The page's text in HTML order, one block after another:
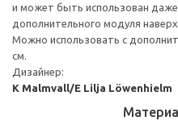
и может быть использован
дополнительного модуля
Можно использовать с
см.
Дизайнер:
K Malmvall/E Lilja Löwenhielm